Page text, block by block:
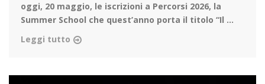
oggi, 20 maggio, le iscrizioni a Percorsi 2026, la
Summer School che quest’anno porta il titolo “Il ...
Leggi tutto